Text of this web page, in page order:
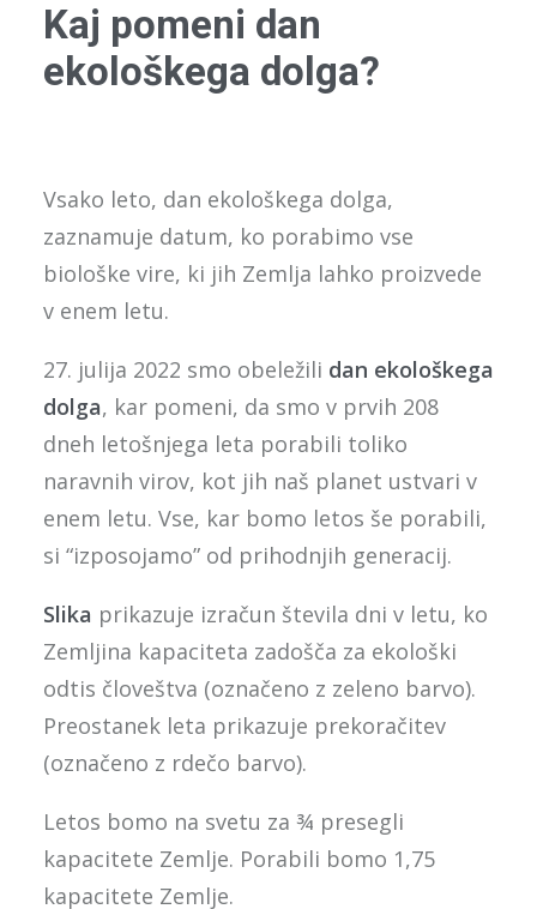
Kaj pomeni dan
ekološkega dolga?
Vsako leto, dan ekološkega dolga,
zaznamuje datum, ko porabimo vse
biološke vire, ki jih Zemlja lahko proizvede
v enem letu.
27. julija 2022 smo obeležili dan ekološkega
dolga, kar pomeni, da smo v prvih 208
dneh letošnjega leta porabili toliko
naravnih virov, kot jih naš planet ustvari v
enem letu. Vse, kar bomo letos še porabili,
si “izposojamo” od prihodnjih generacij.
Slika prikazuje izračun števila dni v letu, ko
Zemljina kapaciteta zadošča za ekološki
odtis človeštva (označeno z zeleno barvo).
Preostanek leta prikazuje prekoračitev
(označeno z rdečo barvo).
Letos bomo na svetu za ¾ presegli
kapacitete Zemlje. Porabili bomo 1,75
kapacitete Zemlje.